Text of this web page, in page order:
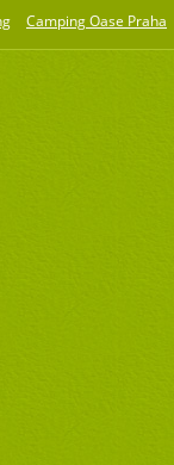
Camping Oase Praha